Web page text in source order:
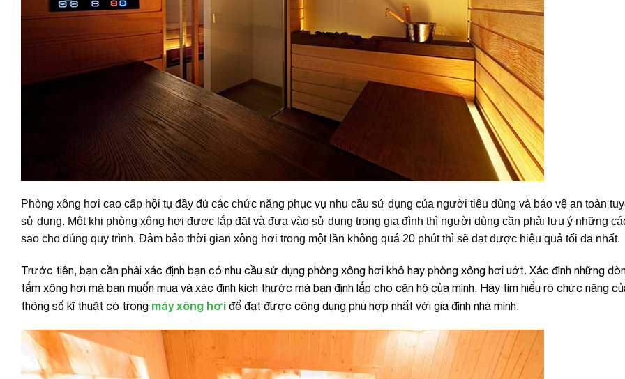
Phòng xông hơi cao cấp hội tụ đầy đủ các chức năng phục vụ nhu cầu sử dụng của người tiêu dùng và bảo vệ an toàn
sử dụng. Một khi phòng xông hơi được lắp đặt và đưa vào sử dụng trong gia đình thì người dùng cần phải lưu ý những
sao cho đúng quy trình. Đảm bảo thời gian xông hơi trong một lần không quá 20 phút thì sẽ đạt được hiệu quả tối đa nhất.
Trước tiên, bạn cần phải xác định bạn có nhu cầu sử dụng phòng xông hơi khô hay phòng xông hơi uớt. Xác đinh những
tắm xông hơi mà bạn muốn mua và xác định kích thước mà bạn định lắp cho căn hộ của mình. Hãy tìm hiểu rõ chức năng
thông số kĩ thuật có trong máy xông hơi để đạt được công dụng phù hợp nhất với gia đình nhà mình.